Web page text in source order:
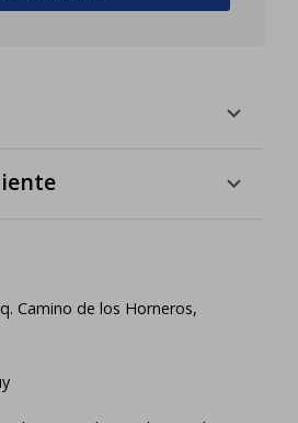
Camino de los Horneros,